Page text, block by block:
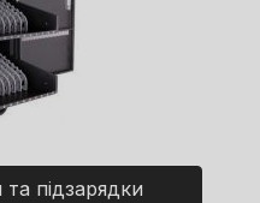
підзарядки